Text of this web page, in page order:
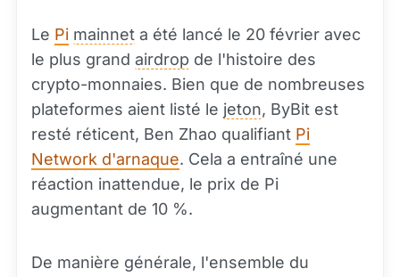
Le Pi mainnet a été lancé le 20 février avec
le plus grand airdrop de l'histoire des
crypto-monnaies. Bien que de nombreuses
plateformes aient listé le jeton, ByBit est
resté réticent, Ben Zhao qualifiant Pi
Network d'arnaque. Cela a entraîné une
réaction inattendue, le prix de Pi
augmentant de 10 %.
De manière générale, l'ensemble du